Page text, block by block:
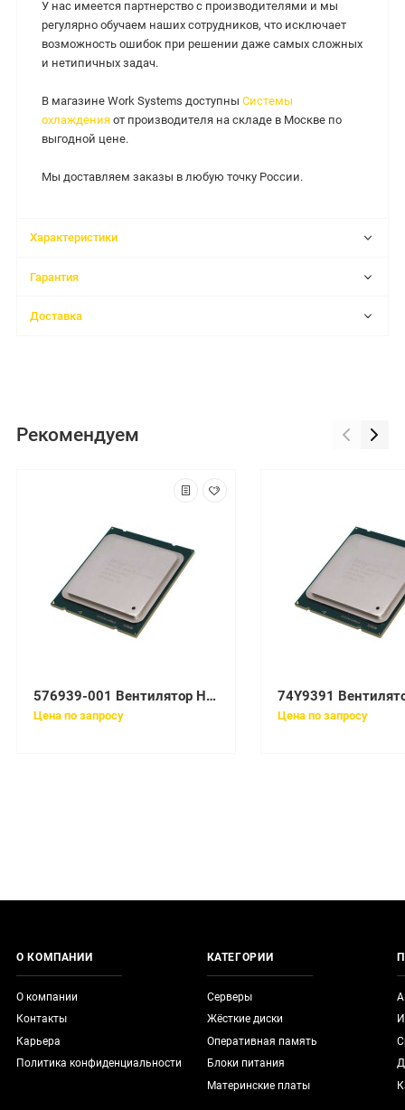
У нас имеется партнерство с производителями и мы
регулярно обучаем наших сотрудников, что исключает
возможность ошибок при решении даже самых сложных
и нетипичных задач.
В магазине Work Systems доступны Системы
охлаждения от производителя на складе в Москве по
выгодной цене.
Мы доставляем заказы в любую точку России.
Характеристики
Гарантия
Доставка
Рекомендуем
576939-001 Вентилятор HP SPS-FANHORIZONAL BACK
Цена по запросу Цена по запросу
О КОМПАНИИ
О компании
Контакты
Карьера
Политика конфиденциальности
КАТЕГОРИИ
Серверы
Жёсткие диски
Оперативная память
Блоки питания
Материнские платы